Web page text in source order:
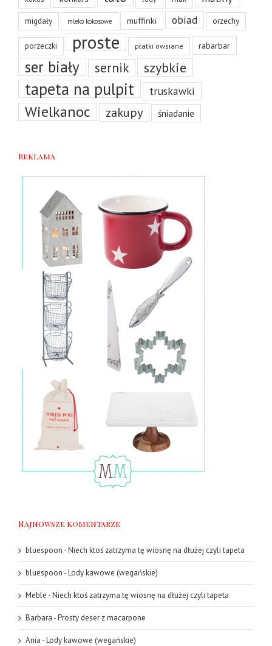
migdały mleko kokosowe muffinki obiad orzechy
porzeczki proste płatki owsiane rabarbar
ser biały sernik szybkie
tapeta na pulpit truskawki
Wielkanoc zakupy śniadanie
Reklama
Najnowsze komentarze
bluespoon -Niech ktoś zatrzyma tę wiosnę na dłużej czyli tapeta
bluespoon -Lody kawowe (wegańskie)
Meble -Niech ktoś zatrzyma tę wiosnę na dłużej czyli tapeta
Barbara -Prosty deser z macarpone
Ania -Lody kawowe (wegańskie)